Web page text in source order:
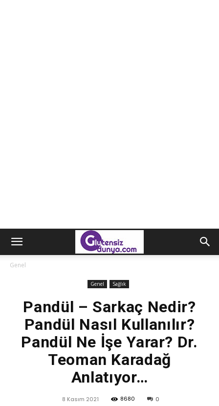
Genel
Genel Sağlık
Pandül – Sarkaç Nedir?
Pandül Nasıl Kullanılır?
Pandül Ne İşe Yarar? Dr.
Teoman Karadağ
Anlatıyor…
8 Kasım 2021 8680 0